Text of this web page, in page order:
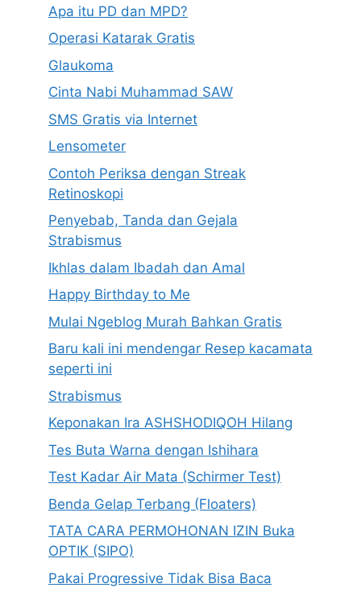
Apa itu PD dan MPD?
Operasi Katarak Gratis
Glaukoma
Cinta Nabi Muhammad SAW
SMS Gratis via Internet
Lensometer
Contoh Periksa dengan Streak
Retinoskopi
Penyebab, Tanda dan Gejala
Strabismus
Ikhlas dalam Ibadah dan Amal
Happy Birthday to Me
Mulai Ngeblog Murah Bahkan Gratis
Baru kali ini mendengar Resep kacamata
seperti ini
Strabismus
Keponakan Ira ASHSHODIQOH Hilang
Tes Buta Warna dengan Ishihara
Test Kadar Air Mata (Schirmer Test)
Benda Gelap Terbang (Floaters)
TATA CARA PERMOHONAN IZIN Buka
OPTIK (SIPO)
Pakai Progressive Tidak Bisa Baca